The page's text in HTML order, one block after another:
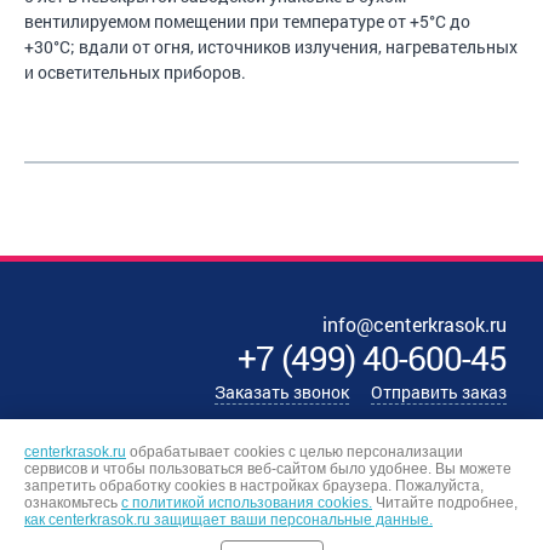
вентилируемом помещении при температуре от +5°С до
+30°C; вдали от огня, источников излучения, нагревательных
и осветительных приборов.
info@centerkrasok.ru
+7(499)40-600-45
Заказать звонок Отправить заказ
centerkrasok.ru обрабатывает cookies с целью персонализации
сервисов и чтобы пользоваться веб-сайтом было удобнее. Вы можете
запретить обработку сookies в настройках браузера. Пожалуйста,
ознакомьтесь с политикой использования cookies. Читайте подробнее,
как centerkrasok.ru защищает ваши персональные данные.